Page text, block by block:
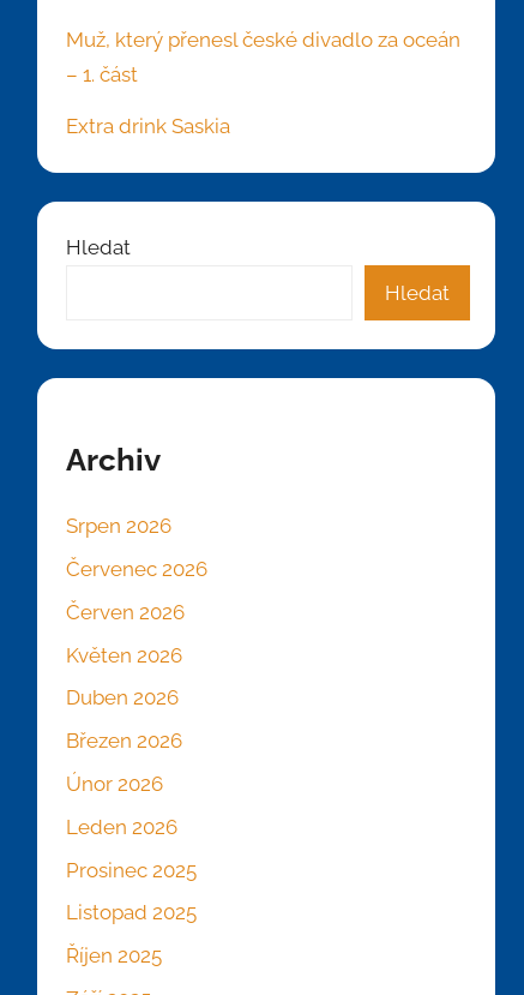
Muž, který přenesl české divadlo za oceán
– 1. část
Extra drink Saskia
Hledat
Hledat
Archiv
Srpen 2026
Červenec 2026
Červen 2026
Květen 2026
Duben 2026
Březen 2026
Únor 2026
Leden 2026
Prosinec 2025
Listopad 2025
Říjen 2025